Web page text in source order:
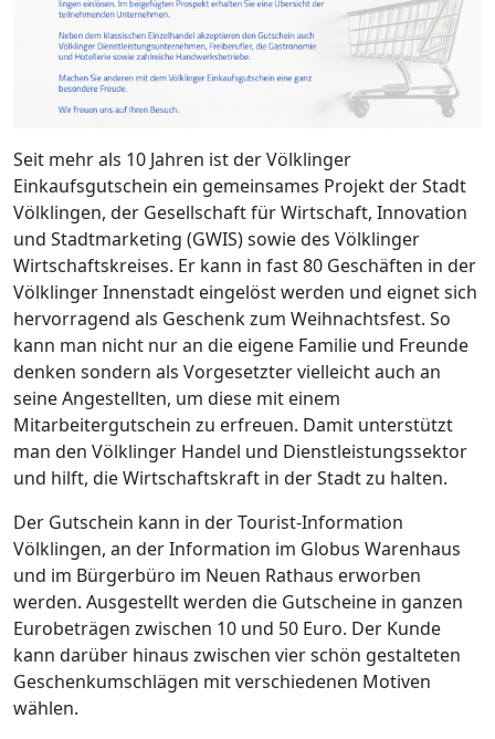
Seit mehr als 10 Jahren ist der Völklinger
Einkaufsgutschein ein gemeinsames Projekt der Stadt
Völklingen, der Gesellschaft für Wirtschaft, Innovation
und Stadtmarketing (GWIS) sowie des Völklinger
Wirtschaftskreises. Er kann in fast 80 Geschäften in der
Völklinger Innenstadt eingelöst werden und eignet sich
hervorragend als Geschenk zum Weihnachtsfest. So
kann man nicht nur an die eigene Familie und Freunde
denken sondern als Vorgesetzter vielleicht auch an
seine Angestellten, um diese mit einem
Mitarbeitergutschein zu erfreuen. Damit unterstützt
man den Völklinger Handel und Dienstleistungssektor
und hilft, die Wirtschaftskraft in der Stadt zu halten.
Der Gutschein kann in der Tourist-Information
Völklingen, an der Information im Globus Warenhaus
und im Bürgerbüro im Neuen Rathaus erworben
werden. Ausgestellt werden die Gutscheine in ganzen
Eurobeträgen zwischen 10 und 50 Euro. Der Kunde
kann darüber hinaus zwischen vier schön gestalteten
Geschenkumschlägen mit verschiedenen Motiven
wählen.